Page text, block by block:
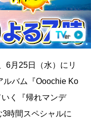
6月25日（水）にリ
ルバム『Ooochie Ko
く『帰れマンデ
時間スペシャルに